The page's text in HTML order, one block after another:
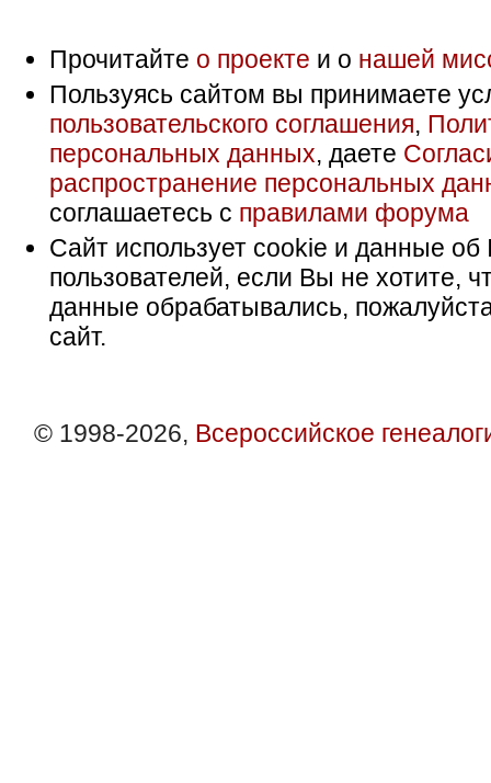
Прочитайте о проекте и о нашей
Пользуясь сайтом вы принимаете
пользовательского соглашения,
персональных данных, даете
распространение персональных
соглашаетесь с правилами форума
Сайт использует cookie и данные об
пользователей, если Вы не хотите,
данные обрабатывались,
сайт.
© 1998-2026, Всероссийское